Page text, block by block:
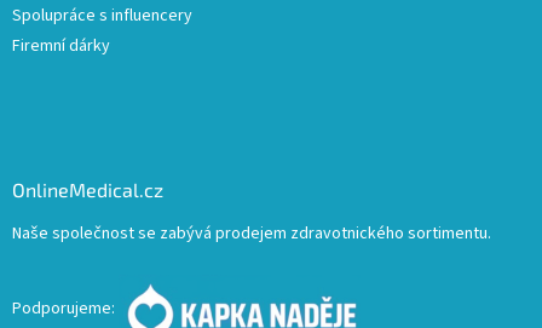
Spolupráce s influencery
Firemní dárky
OnlineMedical.cz
Naše společnost se zabývá prodejem zdravotnického sortimentu.
Podporujeme: